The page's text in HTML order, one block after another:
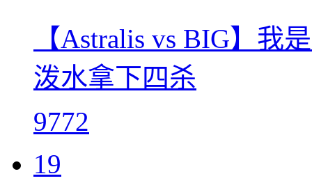
【Astralis vs BIG】我
泼水拿下四杀
9772
19